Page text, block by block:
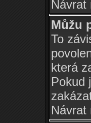
Návrat
Můžu
To
která
Pokud
Návrat